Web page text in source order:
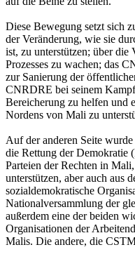
Diese Bewegung setzt sich
der Veränderung, wie sie
ist, zu unterstützen; über die
Prozesses zu wachen; das
zur Sanierung der
CNRDRE bei seinem
Bereicherung zu helfen und
Nordens von Mali zu
Auf der anderen Seite
die Rettung der Demokratie
Parteien der Rechten in
unterstützen, aber auch aus
sozialdemokratische
Nationalversammlung der
außerdem eine der beiden
Organisationen der
Malis. Die andere, die